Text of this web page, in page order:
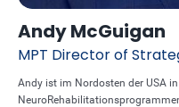
Andy McGuigan
MPT Director of
Andy ist im Nordosten der USA